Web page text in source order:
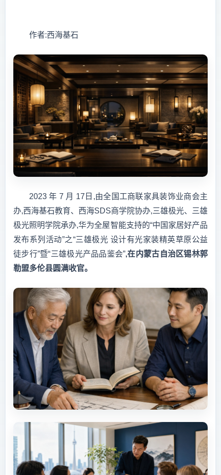
作者:西海基石
2023 年 7 月 17日,由全国工商联家具装饰业商会主
办,西海基石教育、西海SDS商学院协办,三雄极光、三雄
极光照明学院承办,华为全屋智能支持的“中国家居好产品
发布系列活动”之“三雄极光 设计有光家装精英草原公益
徒步行”暨“三雄极光产品品鉴会”,在内蒙古自治区锡林郭
勒盟多伦县圆满收官。